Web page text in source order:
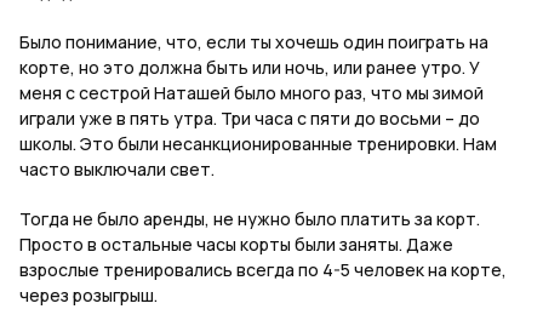
Было понимание, что, если ты хочешь один поиграть на
корте, но это должна быть или ночь, или ранее утро. У
меня с сестрой Наташей было много раз, что мы зимой
играли уже в пять утра. Три часа с пяти до восьми – до
школы. Это были несанкционированные тренировки. Нам
часто выключали свет.
Тогда не было аренды, не нужно было платить за корт.
Просто в остальные часы корты были заняты. Даже
взрослые тренировались всегда по 4-5 человек на корте,
через розыгрыш.